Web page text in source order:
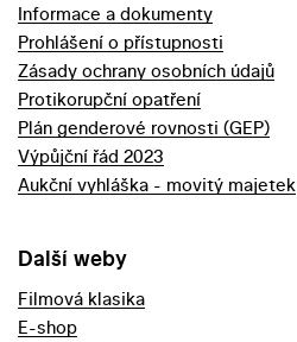
Informace a dokumenty
Prohlášení o přístupnosti
Zásady ochrany osobních údajů
Protikorupční opatření
Plán genderové rovnosti (GEP)
Výpůjční řád 2023
Aukční vyhláška - movitý majetek
Další weby
Filmová klasika
E-shop